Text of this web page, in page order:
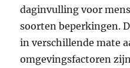
daginvulling voor
soorten beperkingen.
in verschillende mate
omgevingsfactoren